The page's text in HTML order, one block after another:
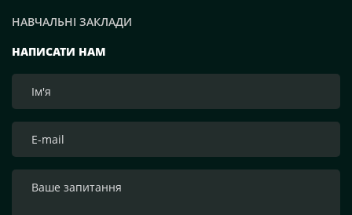
НАПИСАТИ НАМ
НАВЧАЛЬНІ ЗАКЛАДИ